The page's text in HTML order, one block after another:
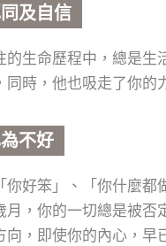
及自信
的生命歷程中，總是生
同時，他也吸走了你的
不好
你好笨」、「你什麼都
月，你的一切總是被
向，即使你的內心，早